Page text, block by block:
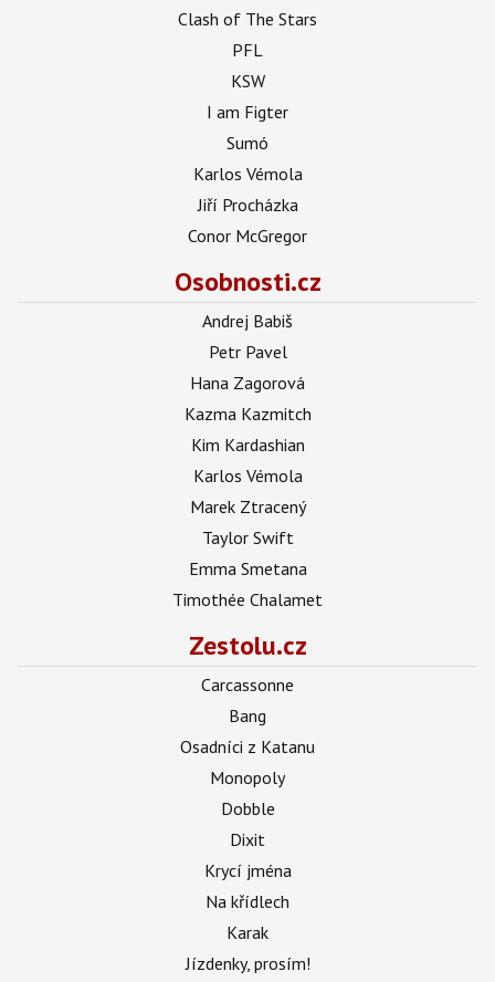
Clash of The Stars
PFL
KSW
I am Figter
Sumó
Karlos Vémola
Jiří Procházka
Conor McGregor
Osobnosti.cz
Andrej Babiš
Petr Pavel
Hana Zagorová
Kazma Kazmitch
Kim Kardashian
Karlos Vémola
Marek Ztracený
Taylor Swift
Emma Smetana
Timothée Chalamet
Zestolu.cz
Carcassonne
Bang
Osadníci z Katanu
Monopoly
Dobble
Dixit
Krycí jména
Na křídlech
Karak
Jízdenky, prosím!